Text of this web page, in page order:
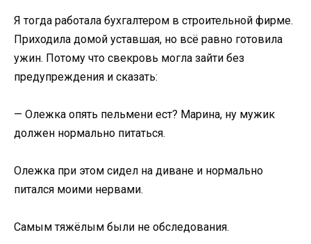
Я тогда работала бухгалтером в строительной фирме.
Приходила домой уставшая, но всё равно готовила
ужин. Потому что свекровь могла зайти без
предупреждения и сказать:
— Олежка опять пельмени ест? Марина, ну мужик
должен нормально питаться.
Олежка при этом сидел на диване и нормально
питался моими нервами.
Самым тяжёлым были не обследования.